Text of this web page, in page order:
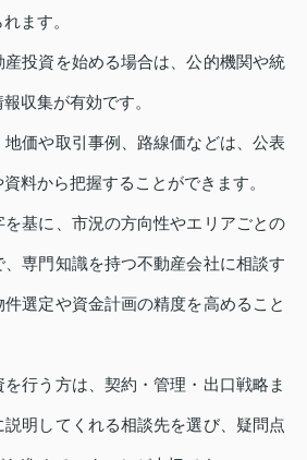
ます。
産投資を始める場合は、公的機関や統
収集が有効です。
地価や取引事例、路線価などは、公表
料から把握することができます。
を基に、市況の方向性やエリアごとの
専門知識を持つ不動産会社に相談す
選定や資金計画の精度を高めること
行う方は、契約・管理・出口戦略ま
明してくれる相談先を選び、疑問点